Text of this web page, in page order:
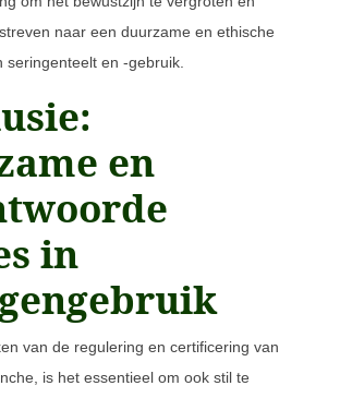
naar een duurzame en ethische
seringenteelt en -gebruik.
en
in
van de regulering en certificering van
is het essentieel om ook stil te